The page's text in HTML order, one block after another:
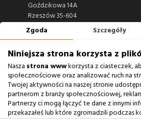
Goździkowa 14A
Rzeszów 35-604
Zobacz również
Agencja Interaktywna
Zgoda Szczegóły
Niniejsza strona korzysta z
Nasza strona wwwkorzysta z ciasteczek,
społecznościowe oraz analizować ruch na
Twojej aktywności na naszej stronie
partnerom z branży społecznościowej,
Partnerzy ci mogą łączyć te dane z innymi
przekazałeś lub które zgromadzili podczas